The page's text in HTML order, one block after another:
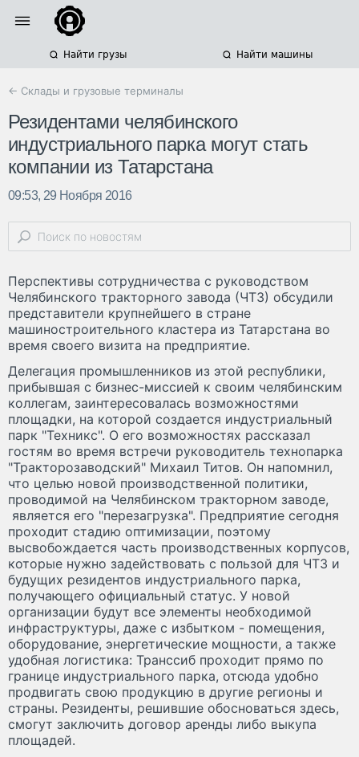
Найти грузы Найти машины
← Склады и грузовые терминалы
Резидентами челябинского
индустриального парка могут стать
компании из Татарстана
09:53, 29 Ноября 2016
Перспективы сотрудничества с руководством
Челябинского тракторного завода (ЧТЗ) обсудили
представители крупнейшего в стране
машиностроительного кластера из Татарстана во
время своего визита на предприятие.
Делегация промышленников из этой республики,
прибывшая с бизнес-миссией к своим челябинским
коллегам, заинтересовалась возможностями
площадки, на которой создается индустриальный
парк "Техникс". О его возможностях рассказал
гостям во время встречи руководитель технопарка
"Тракторозаводский" Михаил Титов. Он напомнил,
что целью новой производственной политики,
проводимой на Челябинском тракторном заводе,
является его "перезагрузка". Предприятие сегодня
проходит стадию оптимизации, поэтому
высвобождается часть производственных корпусов,
которые нужно задействовать с пользой для ЧТЗ и
будущих резидентов индустриального парка,
получающего официальный статус. У новой
организации будут все элементы необходимой
инфраструктуры, даже с избытком - помещения,
оборудование, энергетические мощности, а также
удобная логистика: Транссиб проходит прямо по
границе индустриального парка, отсюда удобно
продвигать свою продукцию в другие регионы и
страны. Резиденты, решившие обосноваться здесь,
смогут заключить договор аренды либо выкупа
площадей.